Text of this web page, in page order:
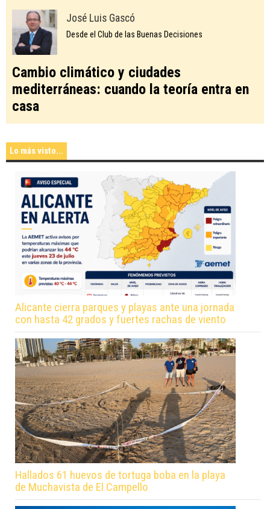
José Luis Gascó
Desde el Club de las Buenas Decisiones
Cambio climático y ciudades
mediterráneas: cuando la teoría entra en
casa
Lo más visto...
Alicante cierra parques y playas ante una jornada
con hasta 42 grados y fuertes rachas de viento
Hallados 61 huevos de tortuga boba en la playa
de Muchavista de El Campello